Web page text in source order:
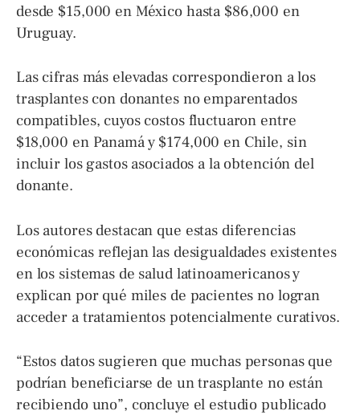
desde $15,000 en México hasta $86,000 en
Uruguay.
Las cifras más elevadas correspondieron a los
trasplantes con donantes no emparentados
compatibles, cuyos costos fluctuaron entre
$18,000 en Panamá y $174,000 en Chile, sin
incluir los gastos asociados a la obtención del
donante.
Los autores destacan que estas diferencias
económicas reflejan las desigualdades existentes
en los sistemas de salud latinoamericanos y
explican por qué miles de pacientes no logran
acceder a tratamientos potencialmente curativos.
“Estos datos sugieren que muchas personas que
podrían beneficiarse de un trasplante no están
recibiendo uno”, concluye el estudio publicado